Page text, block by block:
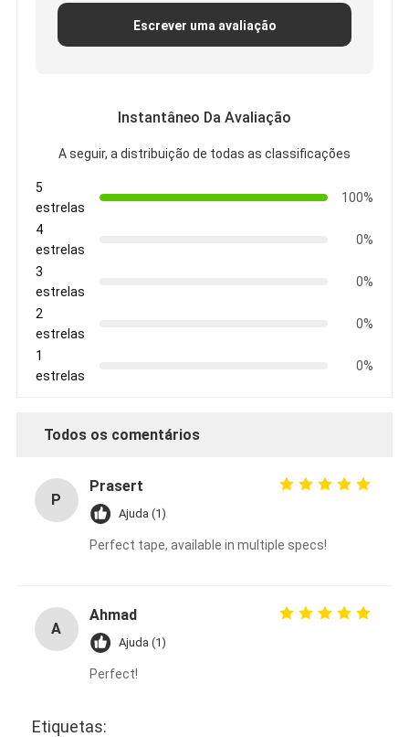
Papel Kraft Folhado
Pano da fibra de vidro da folha de alumínio
Fita adesiva do ANIMAL DE ESTIMAÇÃO
Carcaça de investimento da precisão
Tabela de isolamento elétrico
Escrever uma avaliação
Instantâneo Da Avaliação
A seguir, a distribuição de todas as classificações
5
estrelas
100%
4
estrelas
0%
3
estrelas
0%
2
estrelas
0%
1
estrelas
0%
Todos os comentários
P
Prasert
Ajuda (1)
Perfect tape, available in multiple specs!
A
Ahmad
Ajuda (1)
Perfect!
Etiquetas: